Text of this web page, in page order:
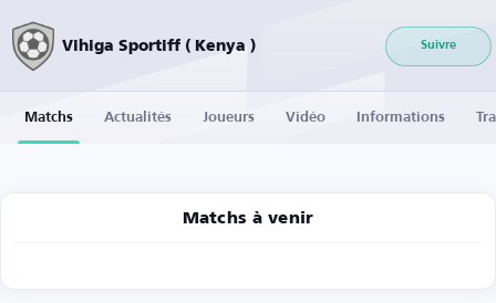
Vihiga Sportiff ( Kenya ) Suivre
Matchs Actualités Joueurs Vidéo Informations
Matchs à venir